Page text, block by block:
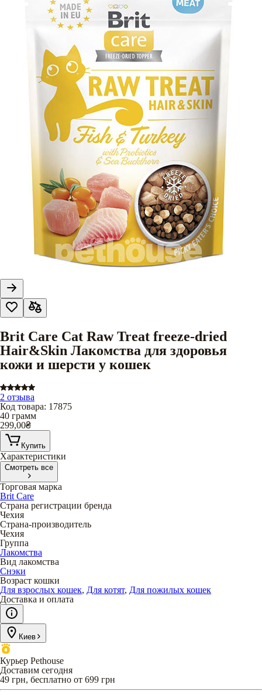
Brit Care Cat Raw Treat freeze-dried
Hair&Skin Лакомства для здоровья
кожи и шерсти у кошек
2 отзыва
Код товара: 17875
40 грамм
299,00₴
Купить
Характеристики
Смотреть все
Торговая марка
Brit Care
Страна регистрации бренда
Чехия
Страна-производитель
Чехия
Группа
Лакомства
Вид лакомства
Снэки
Возраст кошки
Для взрослых кошек, Для котят, Для пожилых кошек
Доставка и оплата
Киев
Курьер Pethouse
Доставим сегодня
49 грн, бесплатно от 699 грн